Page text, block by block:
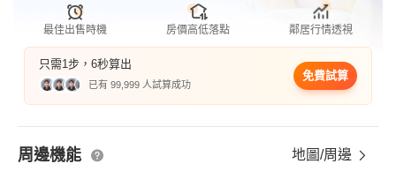
最佳出售時機 房價高低落點 鄰居行情透視
只需1步，6秒算出
已有 99,999 人試算成功
免費試算
周邊機能 地圖/周邊